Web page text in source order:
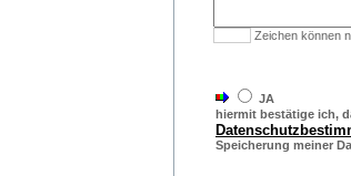
Zeichen können
JA
hiermit bestätige ich,
Speicherung meiner